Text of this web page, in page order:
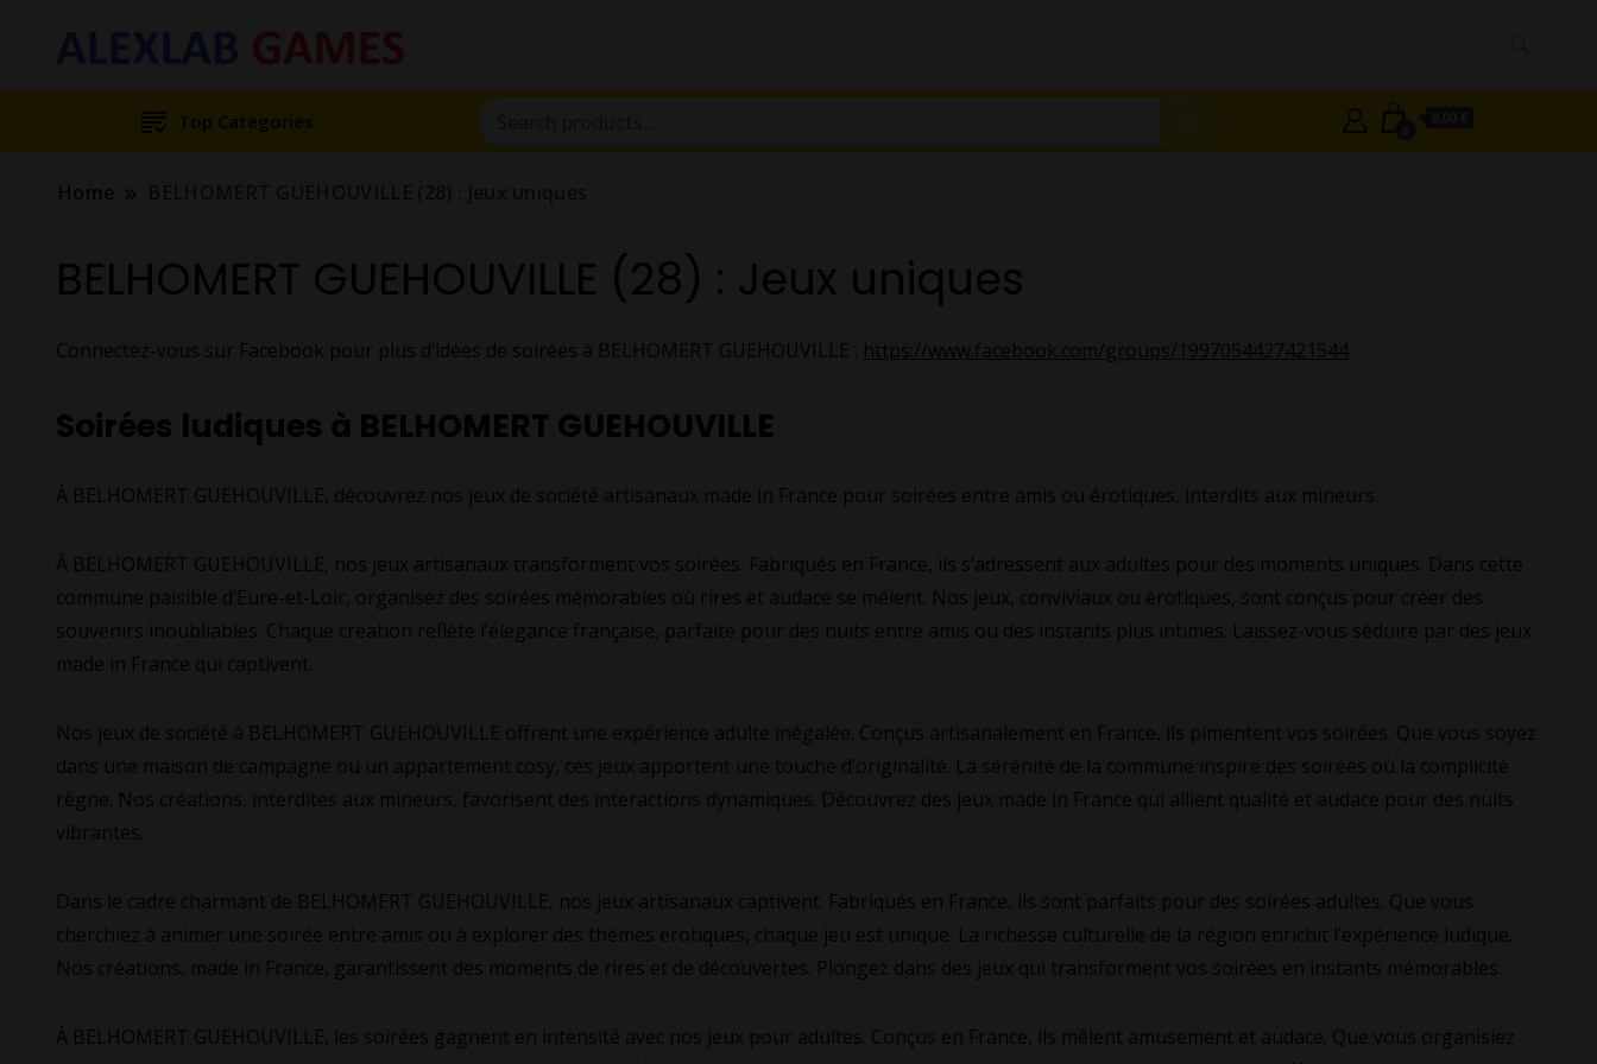
Top Categories
Home
BELHOMERT GUEHOUVILLE (28) : Jeux uniques
Connectez-vous sur Facebook pour plus d’idées de soirées à BELHOMERT GUEHOUVILLE : https://www.facebook.com/groups/1997054427421544
Soirées ludiques à BELHOMERT GUEHOUVILLE
À BELHOMERT GUEHOUVILLE, découvrez nos jeux de société artisanaux made in France pour soirées entre amis ou érotiques, interdits aux mineurs.
À BELHOMERT GUEHOUVILLE, nos jeux artisanaux transforment vos soirées. Fabriqués en France, ils s’adressent aux adultes pour des moments uniques. Dans cette
commune paisible d’Eure-et-Loir, organisez des soirées mémorables où rires et audace se mêlent. Nos jeux, conviviaux ou érotiques, sont conçus pour créer des
souvenirs inoubliables. Chaque création reflète l’élégance française, parfaite pour des nuits entre amis ou des instants plus intimes. Laissez-vous séduire par des jeux
made in France qui captivent.
Nos jeux de société à BELHOMERT GUEHOUVILLE offrent une expérience adulte inégalée. Conçus artisanalement en France, ils pimentent vos soirées. Que vous soyez
dans une maison de campagne ou un appartement cosy, ces jeux apportent une touche d’originalité. La sérénité de la commune inspire des soirées où la complicité
règne. Nos créations, interdites aux mineurs, favorisent des interactions dynamiques. Découvrez des jeux made in France qui allient qualité et audace pour des nuits
vibrantes.
Dans le cadre charmant de BELHOMERT GUEHOUVILLE, nos jeux artisanaux captivent. Fabriqués en France, ils sont parfaits pour des soirées adultes. Que vous
cherchiez à animer une soirée entre amis ou à explorer des thèmes érotiques, chaque jeu est unique. La richesse culturelle de la région enrichit l’expérience ludique.
Nos créations, made in France, garantissent des moments de rires et de découvertes. Plongez dans des jeux qui transforment vos soirées en instants mémorables.
À BELHOMERT GUEHOUVILLE, les soirées gagnent en intensité avec nos jeux pour adultes. Conçus en France, ils mêlent amusement et audace. Que vous organisiez